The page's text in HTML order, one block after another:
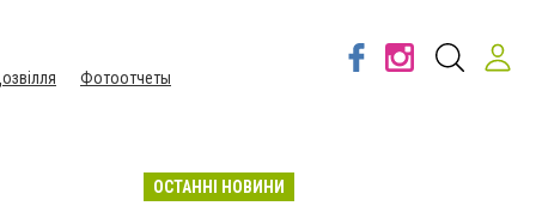
Фотоотчеты
ОСТАННІ НОВИНИ